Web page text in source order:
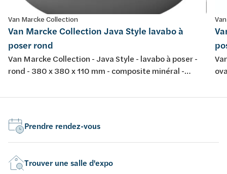
Van Marcke Collection
Van Marcke Collection Java Style lavabo à
poser rond
Van Marcke Collection - Java Style - lavabo à poser -
rond - 380 x 380 x 110 mm - composite minéral -
Prendre rendez-vous
Trouver une salle d'expo